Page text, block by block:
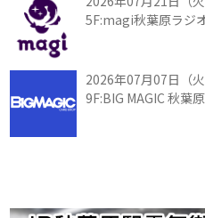
5F:magi秋葉原ラジ
2026年07月07日（火
9F:BIG MAGIC 秋葉